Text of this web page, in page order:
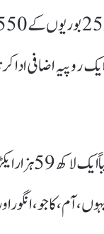
روپے، تولائی کے 38 روپے، بھرائی کے 25 روپے، صفائی کے 25 روپے، نقل و حمل
جیب سے ایک روپیہ اضافی ادا
مارچ اور اپریل کے دوران مہاراشٹر کے مختلف علاقوں میں ہونے والی بے موسم بارش اور ژالہ باری
آم، کاجو، انگور